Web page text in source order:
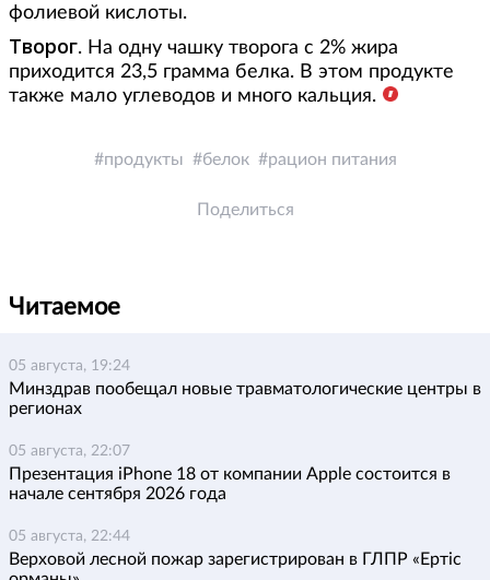
фолиевой кислоты.
Творог. На одну чашку творога с 2% жира
приходится 23,5 грамма белка. В этом продукте
также мало углеводов и много кальция.
продукты белок рацион питания
Поделиться
Читаемое
05 августа, 19:24
Минздрав пообещал новые травматологические центры в
регионах
05 августа, 22:07
Презентация iPhone 18 от компании Apple состоится в
начале сентября 2026 года
05 августа, 22:44
Верховой лесной пожар зарегистрирован в ГЛПР «Ертіс